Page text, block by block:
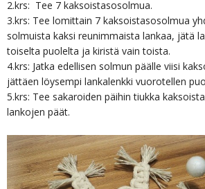
2.krs: Tee 7 kaksoistasosolmua.
3.krs: Tee lomittain 7 kaksoistasosolmua
solmuista kaksi reunimmaista lankaa, jätä
toiselta puolelta ja kiristä vain toista.
4.krs: Jatka edellisen solmun päälle viisi
jättäen löysempi lankalenkki vuorotellen
5.krs: Tee sakaroiden päihin tiukka
lankojen päät.